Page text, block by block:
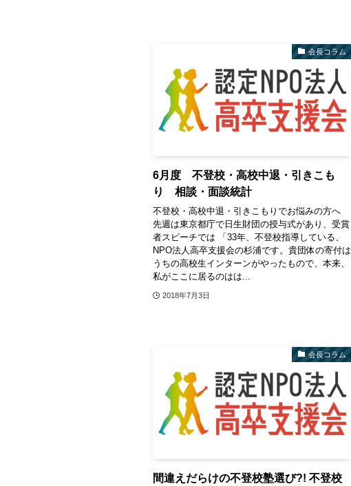
会長コラム
6月度 不登校・高校中退・引きこも
り 相談・面談統計
不登校・高校中退・引きこもりでお悩みの方へ
先週は東京都庁で日生財団の授与式があり、受賞
者スピーチでは 「33年、不登校指導している、
NPO法人高卒支援会の杉浦です。貴団体の寄付は
うちの高校生インターンがやったもので、本来、
私がここに居るのはは...
2018年7月3日
会長コラム
間違えだらけの不登校塾選び?! 不登校